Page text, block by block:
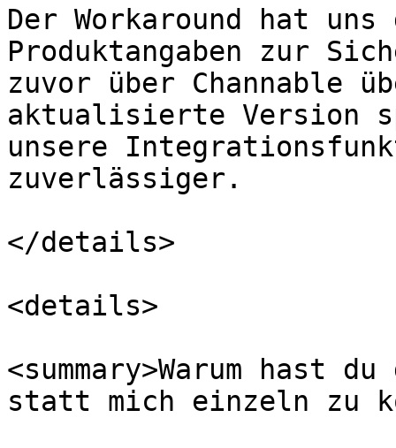
Der Workaround hat
Produktangaben zur
zuvor über Channable
aktualisierte Version
unsere
zuverlässiger.
</details>
<details>
<summary>Warum hast
statt mich einzeln zu